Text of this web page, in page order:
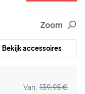
Zoom
Bekijk accessoires
Van: 139,95 €